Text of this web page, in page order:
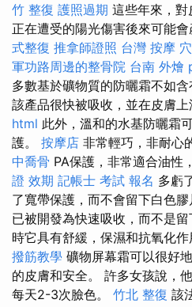
竹 整復 護照過期 這些年來，
正在遭受的陽光傷害後來可能會
式整復 推拿師證照 台灣 按摩
軍功路周邊的整骨院 台南 外燴
多數基於礦物質的防曬霜不如含
該產品很快被吸收，並在皮膚上
html 此外，溫和的水基防曬霜
護。 按摩店 非常輕巧，非耐心
中喬骨 PA保護，非常適合油性
證 效期 記帳士 考試 報名 多虧
了寬帶保護，而不會留下白色膠
已被開發為快速吸收，而不是
時它具有舒緩，保濕和抗氧化作
撥筋教學 礦物屏幕霜可以很好
的皮膚和安全。 許多女孩說，
每天2-3次臉色。 竹北 整復 該